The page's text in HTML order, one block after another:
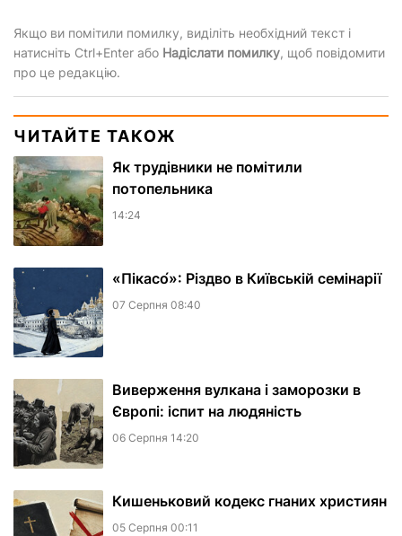
Якщо ви помітили помилку, виділіть необхідний текст і
натисніть Ctrl+Enter або Надіслати помилку, щоб повідомити
про це редакцію.
ЧИТАЙТЕ ТАКОЖ
Як трудівники не помітили
потопельника
14:24
«Пікасо́»: Різдво в Київській семінарії
07 Серпня 08:40
Виверження вулкана і заморозки в
Європі: іспит на людяність
06 Серпня 14:20
Кишеньковий кодекс гнаних християн
05 Серпня 00:11